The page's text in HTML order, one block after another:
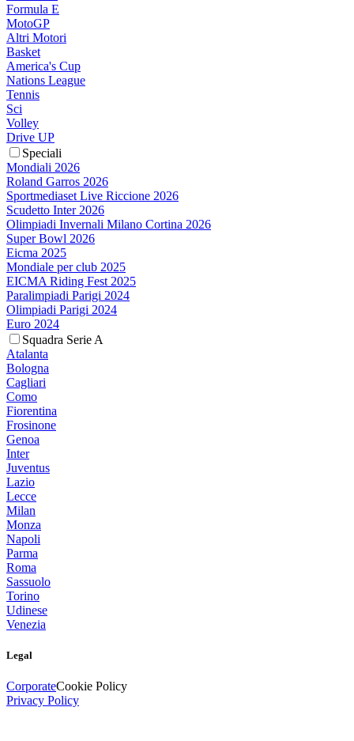
Formula E
MotoGP
Altri Motori
Basket
America's Cup
Nations League
Tennis
Sci
Volley
Drive UP
Speciali
Mondiali 2026
Roland Garros 2026
Sportmediaset Live Riccione 2026
Scudetto Inter 2026
Olimpiadi Invernali Milano Cortina 2026
Super Bowl 2026
Eicma 2025
Mondiale per club 2025
EICMA Riding Fest 2025
Paralimpiadi Parigi 2024
Olimpiadi Parigi 2024
Euro 2024
Squadra Serie A
Atalanta
Bologna
Cagliari
Como
Fiorentina
Frosinone
Genoa
Inter
Juventus
Lazio
Lecce
Milan
Monza
Napoli
Parma
Roma
Sassuolo
Torino
Udinese
Venezia
Legal
CorporateCookie Policy
Privacy Policy